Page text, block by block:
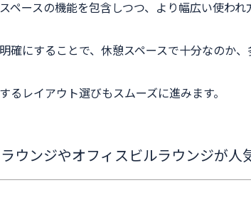
ペースの機能を包含しつつ、より幅広い使われ
確にすることで、休憩スペースで十分なのか
るレイアウト選びもスムーズに進みます。
ウンジやオフィスビルラウンジが人